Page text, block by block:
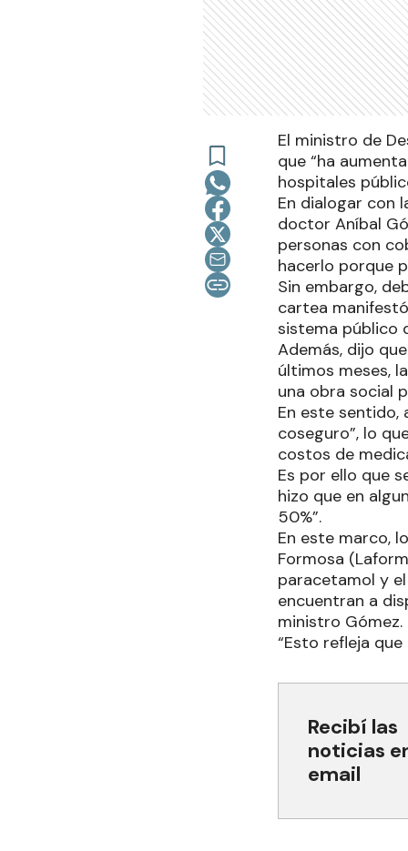
El ministro de
que “ha
hospitales
En dialogar con
doctor Aníbal
personas con
hacerlo porque
Sin embargo,
cartea
sistema público
Además, dijo
últimos meses,
una obra social
En este sentido,
coseguro”, lo
costos de
Es por ello que
hizo que en
50%”.
En este marco,
Formosa
paracetamol y
encuentran a
ministro Gómez.
“Esto refleja
Recibí las
noticias
email